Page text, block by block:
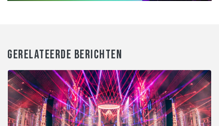
GERELATEERDE BERICHTEN